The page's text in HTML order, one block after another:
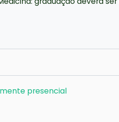
presencial